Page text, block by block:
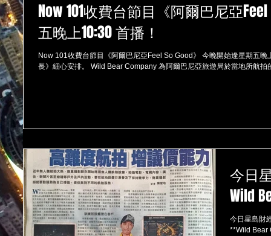
Now 101收費台節目《阿爾巴尼亞
五晚上10:30 首播！
Now 101收費台節目《阿爾巴尼亞Feel So Good》 今晚開始逢星期五晚上10:30 首播！ 感謝當地《外交部局長》及《旅遊局局
長》細心安排。 Wild Bear Company 為阿爾巴尼亞旅遊局於當地
今日
Wild
今日星島財
**Wild Bear